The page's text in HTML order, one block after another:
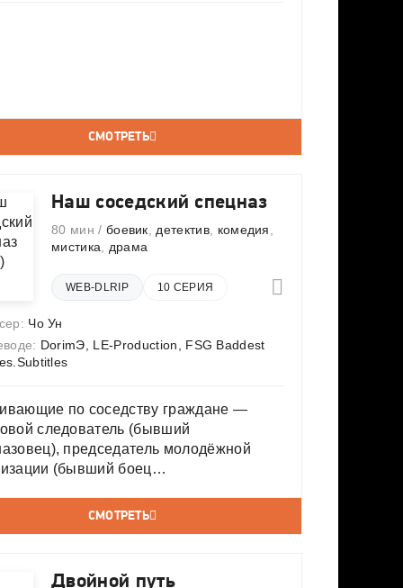
СМОТРЕТЬ
Наш соседский спецназ
80 мин / боевик детектив, комедия
мистика
драма
WEB-DLRIP 10 СЕРИЯ
Чо Ун
DorimЭ, LE-Production, FSG Baddest
по соседству граждане —
следователь (бывший
председатель молодёжной
(бывший боец
супермаркета, тренер по боевым
СМОТРЕТЬ
Двойной путь